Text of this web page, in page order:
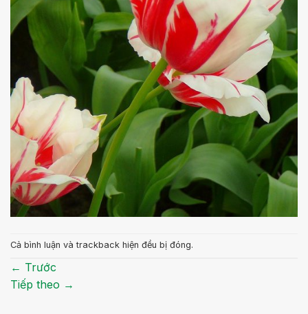
Cả bình luận và trackback hiện đều bị đóng.
← Trước
Tiếp theo →